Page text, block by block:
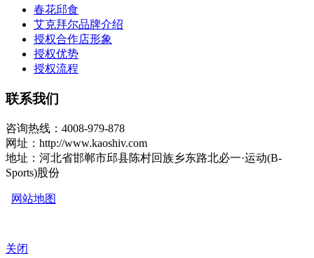
春花邱食
艾克拜尔品牌介绍
授权合作店形象
授权优势
授权流程
联系我们
咨询热线：4008-979-878
网址：http://www.kaoshiv.com
地址：河北省邯郸市邱县陈村回族乡东路北必一·运动(B-
Sports)股份
网站地图
关闭